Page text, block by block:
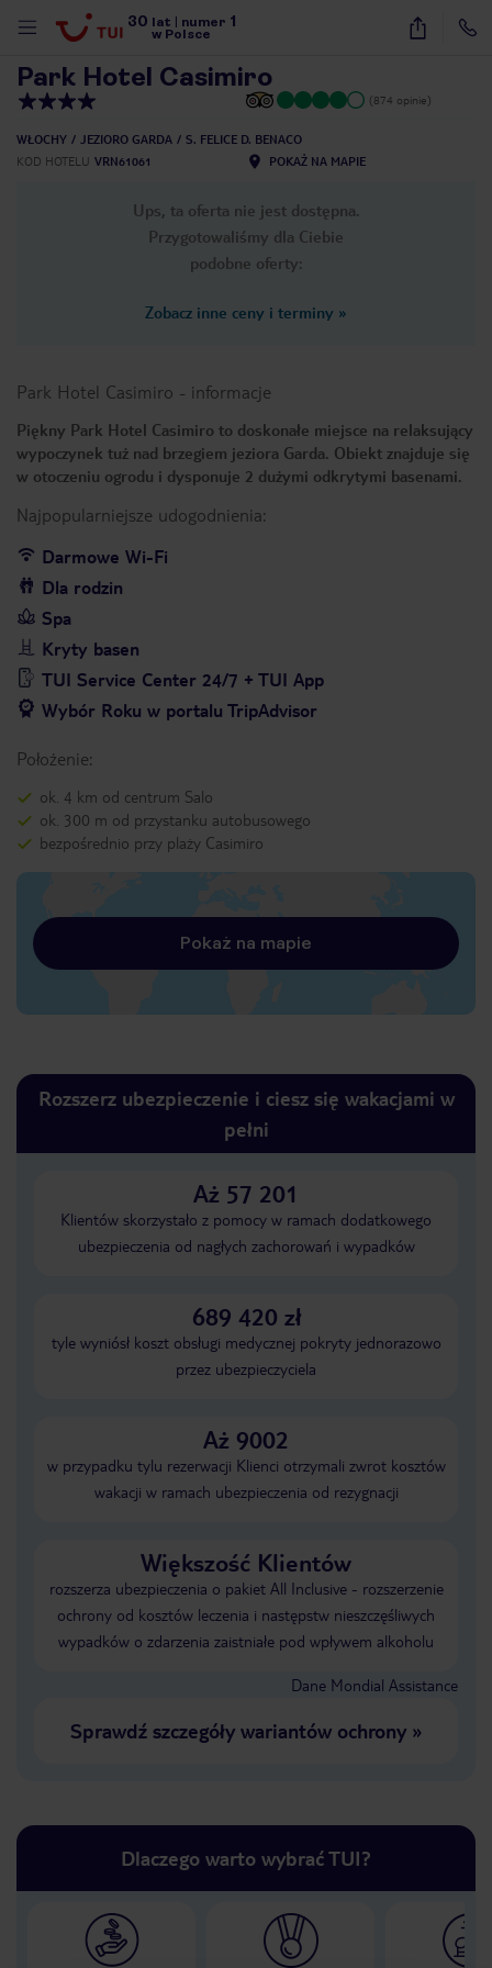
30 lat numer 1
w Polsce
34
Park Hotel Casimiro
(874 opinie)
WŁOCHY JEZIORO GARDA
S. FELICE D. BENACO
KOD HOTELU VRN61061 POKAŻ NA MAPIE
Ups, ta oferta nie jest dostępna.
Przygotowaliśmy dla Ciebie
podobne oferty:
Zobacz inne ceny i terminy »
Park Hotel Casimiro - informacje
Piękny Park Hotel Casimiro to doskonałe miejsce na relaksujący
wypoczynek tuż nad brzegiem jeziora Garda. Obiekt znajduje się
w otoczeniu ogrodu i dysponuje 2 dużymi odkrytymi basenami.
Najpopularniejsze udogodnienia:
Darmowe Wi-Fi
Dla rodzin
Spa
Kryty basen
TUI Service Center 24/7 + TUI App
Wybór Roku w portalu TripAdvisor
Położenie:
ok. 4 km od centrum Salo
ok. 300 m od przystanku autobusowego
bezpośrednio przy plaży Casimiro
Pokaż na mapie
Rozszerz ubezpieczenie i ciesz się wakacjami w
pełni
Aż 57 201
Klientów skorzystało z pomocy w ramach dodatkowego
ubezpieczenia od nagłych zachorowań i wypadków
689 420 zł
tyle wyniósł koszt obsługi medycznej pokryty jednorazowo
przez ubezpieczyciela
Aż 9002
w przypadku tylu rezerwacji Klienci otrzymali zwrot kosztów
wakacji w ramach ubezpieczenia od rezygnacji
Większość Klientów
rozszerza ubezpieczenia o pakiet All Inclusive - rozszerzenie
ochrony od kosztów leczenia i następstw nieszczęśliwych
wypadków o zdarzenia zaistniałe pod wpływem alkoholu
Dane Mondial Assistance
Sprawdź szczegóły wariantów ochrony»
Dlaczego warto wybrać TUI?